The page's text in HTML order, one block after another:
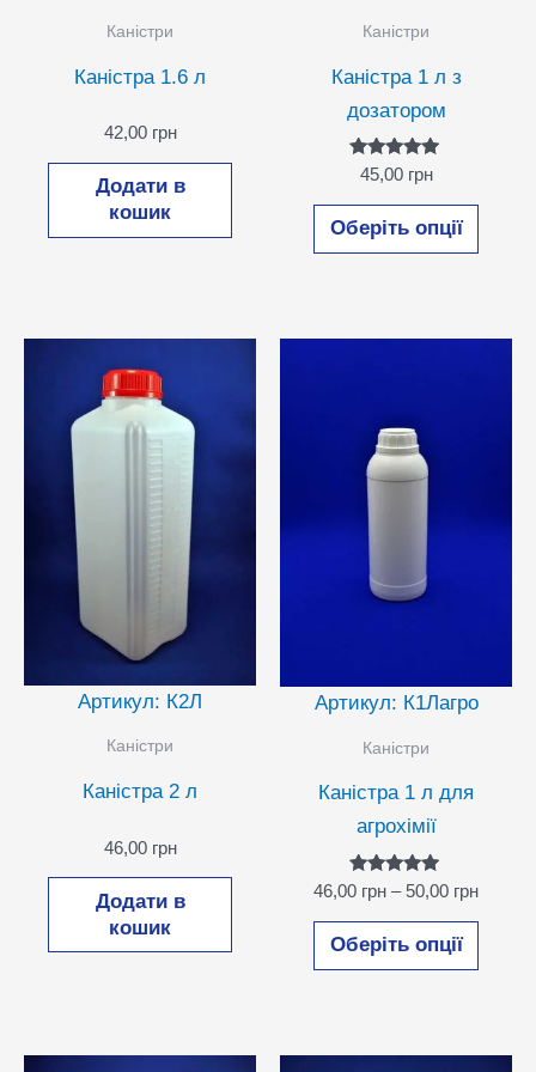
Каністри
Каністра 1.6 л
42,00 грн
Додати в
кошик
Каністри
Каністра 1 л з
дозатором
Оцінено в
5.00
з 5
45,00 грн
Оберіть опції
Цей
Артикул: К2Л
Каністри
Каністра 2 л
46,00 грн
Додати в
кошик
Артикул: К1Лагро
Каністри
Каністра 1 л для
агрохімії
Оцінено в
з 5
46,00 грн – 50,00 грн
до
Оберіть опції
Цей